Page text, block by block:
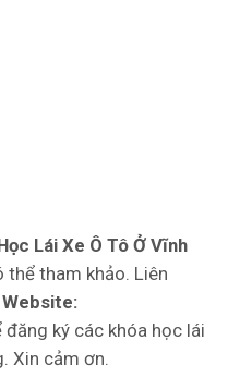
Lái Xe Ô Tô Ở Vĩnh
thể tham khảo. Liên
Website:
đăng ký các khóa học lái
Xin cảm ơn.